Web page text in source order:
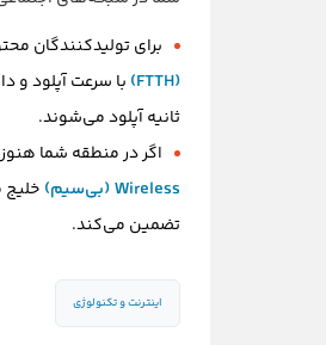
برای تولیدکنندگان
(FTTH)
با سرعت آپلود و
ثانیه آپلود می‌شوند.
اگر در منطقه شما
Wireless (بی‌سیم)
خلیج
تضمین می‌کند.
اینترنت و تکنولوژی